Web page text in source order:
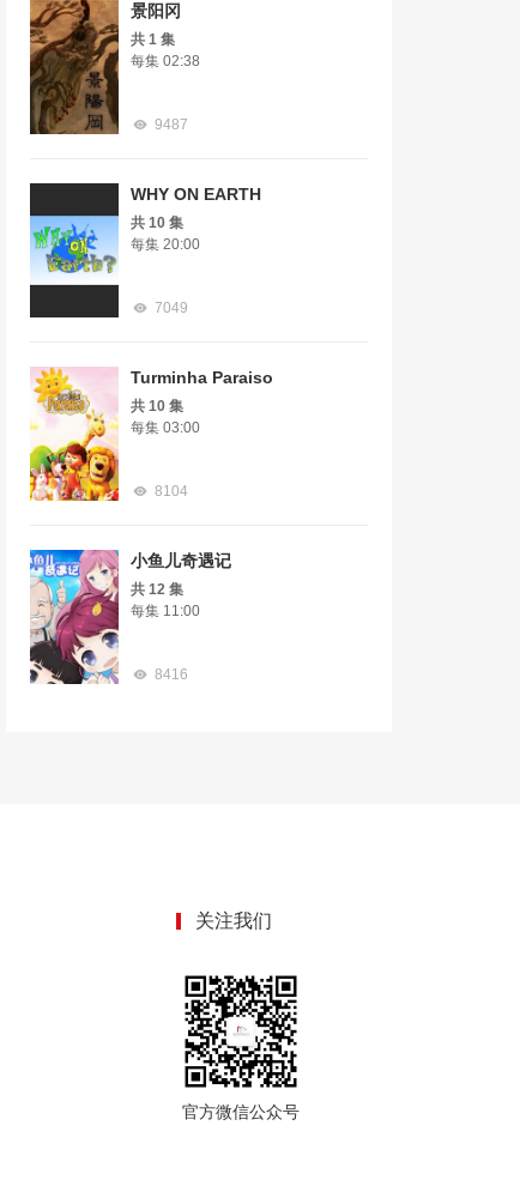
景阳冈
共 1 集
每集 02:38
9487
WHY ON EARTH
共 10 集
每集 20:00
7049
Turminha Paraiso
共 10 集
每集 03:00
8104
小鱼儿奇遇记
共 12 集
每集 11:00
8416
关注我们
官方微信公众号